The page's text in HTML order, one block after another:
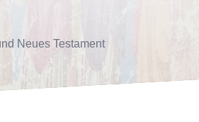
Neues Testament